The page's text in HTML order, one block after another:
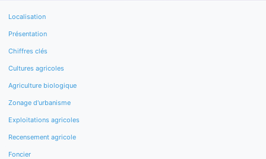
Localisation
Présentation
Chiffres clés
Cultures agricoles
Agriculture biologique
Zonage d'urbanisme
Exploitations agricoles
Recensement agricole
Foncier